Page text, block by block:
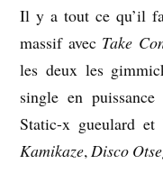
Il y a tout ce qu’il
massif avec Take
les deux les
single en puissance
Static-x gueulard
Kamikaze,Disco